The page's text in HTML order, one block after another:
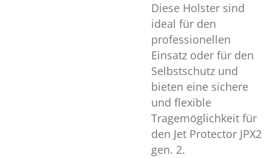
Diese Holster sind
ideal für den
professionellen
Einsatz oder für den
Selbstschutz und
bieten eine sichere
und flexible
Tragemöglichkeit für
den Jet Protector JPX2
gen. 2.